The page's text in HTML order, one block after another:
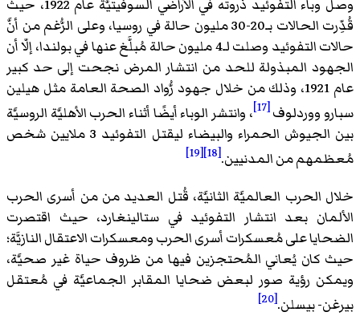
وصل وباء التفوئيد ذروته في الأراضي السوفيتيَّة عام 1922، حيث
قُدِّرت الحالات بـ20-30 مليون حالة في روسيا، وعلى الرُّغم من أنَّ
حالات التفوئيد وصلت لـ4 مليون حالة مُبلَّغ عنها في بولندا، إلّا أن
الجهود المبذولة للحد من انتشار المرض نجحت إلى حد كبير
عام 1921، وذلك من خلال جهود رُّواد الصحة العامة مثل هيلين
سبارو ووردلوف[17]
، وانتشر الوباء أيضًا أثناء الحرب الأهليَّة الروسيَّة
بين الجيوش الحمراء والبيضاء ليقتل التفوئيد 3 ملايين شخص
مُعظمهم من المدنيين.[18]
[19]
خلال الحرب العالميَّة الثانيَّة، قُتل العديد من من أسرى الحرب
الألمان بعد انتشار التفوئيد في ستالينغارد، حيث اقتصرت
الضحايا على مُعسكرات أسرى الحرب ومعسكرات الاعتقال النازيَّة؛
حيث كان يُعاني المُحتجزين فيها من ظروف حياة غير صحيَّة،
ويمكن رؤية صور لبعض ضحايا المقابر الجماعيَّة في مُعتقل
بيرغن- بيسلن.[20]